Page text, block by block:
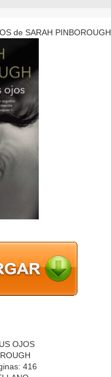
de SARAH PINBOROUGH
OJOS
416